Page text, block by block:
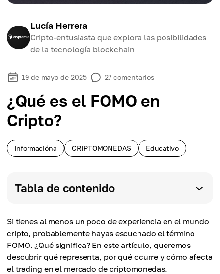
Lucía Herrera
Cripto-entusiasta que explora las posibilidades
de la tecnología blockchain
19 de mayo de 2025 27 comentarios
¿Qué es el FOMO en
Cripto?
Informacióna CRIPTOMONEDAS Educativo
Tabla de contenido
Si tienes al menos un poco de experiencia en el mundo
cripto, probablemente hayas escuchado el término
FOMO. ¿Qué significa? En este artículo, queremos
descubrir qué representa, por qué ocurre y cómo afecta
el trading en el mercado de criptomonedas.